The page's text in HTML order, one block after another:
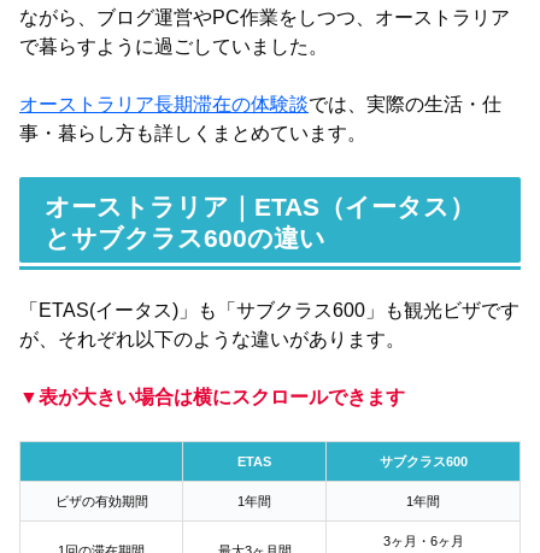
ながら、ブログ運営やPC作業をしつつ、オーストラリア
で暮らすように過ごしていました。
オーストラリア長期滞在の体験談では、実際の生活・仕
事・暮らし方も詳しくまとめています。
オーストラリア｜ETAS（イータス）
とサブクラス600の違い
「ETAS(イータス)」も「サブクラス600」も観光ビザです
が、それぞれ以下のような違いがあります。
▼表が大きい場合は横にスクロールできます
ETAS サブクラス600
ビザの有効期間 1年間 1年間
3ヶ月・6ヶ月